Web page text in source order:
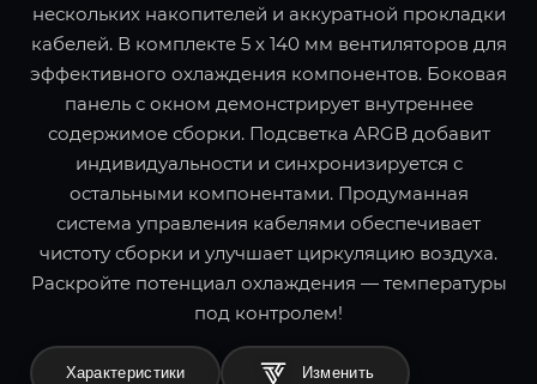
нескольких накопителей и аккуратной прокладки
кабелей. В комплекте 5 x 140 мм вентиляторов для
эффективного охлаждения компонентов. Боковая
панель с окном демонстрирует внутреннее
содержимое сборки. Подсветка ARGB добавит
индивидуальности и синхронизируется с
остальными компонентами. Продуманная
система управления кабелями обеспечивает
чистоту сборки и улучшает циркуляцию воздуха.
Раскройте потенциал охлаждения — температуры
под контролем!
Характеристики